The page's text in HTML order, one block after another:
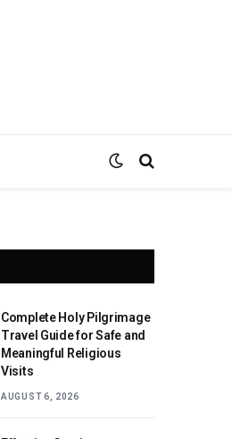
Complete Holy Pilgrimage
Travel Guide for Safe and
Meaningful Religious
Visits
AUGUST 6, 2026